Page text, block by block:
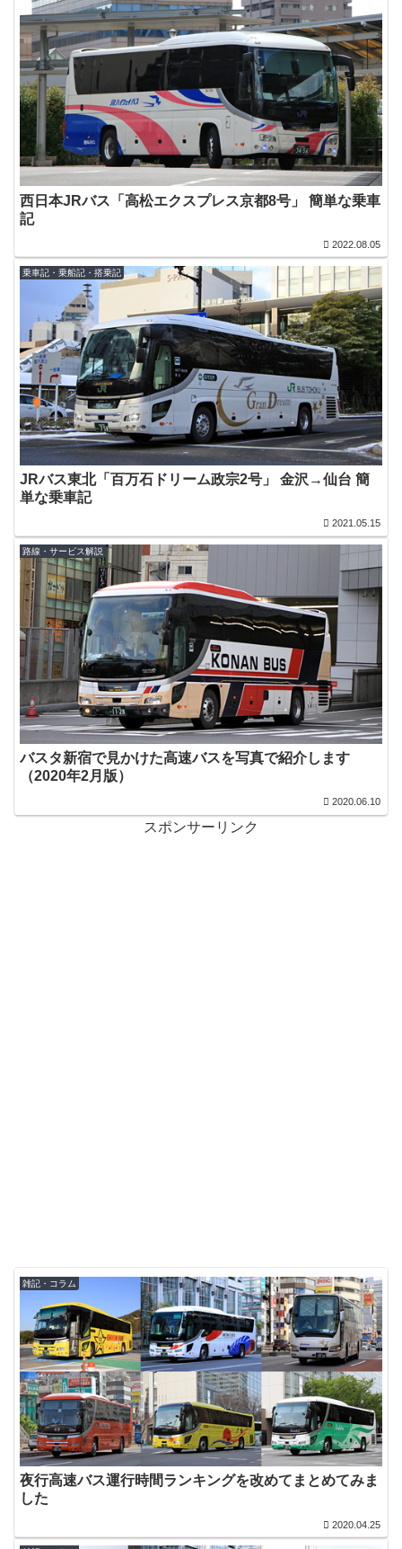
西日本JRバス「高松エクスプレス京都8号」 簡単な乗車
記
2022.08.05
乗車記・乗船記・搭乗記
JRバス東北「百万石ドリーム政宗2号」 金沢→仙台 簡
単な乗車記
2021.05.15
路線・サービス解説
バスタ新宿で見かけた高速バスを写真で紹介します
（2020年2月版）
2020.06.10
スポンサーリンク
雑記・コラム
夜行高速バス運行時間ランキングを改めてまとめてみま
した
2020.04.25